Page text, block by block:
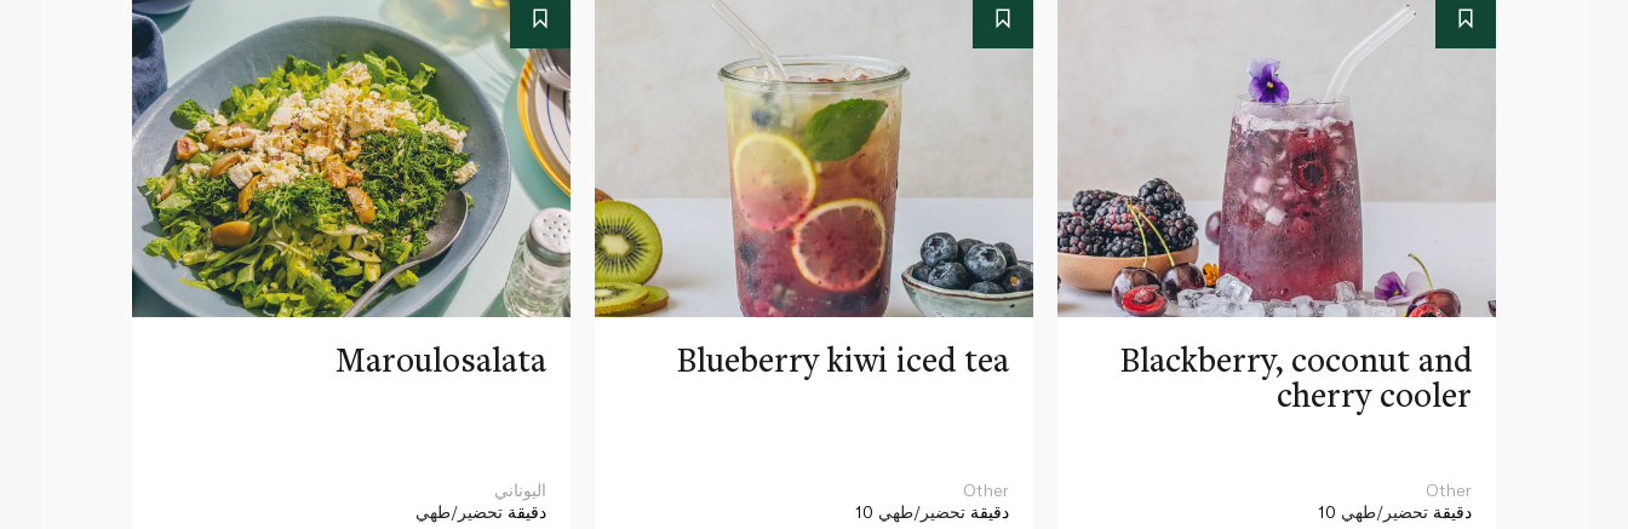
Maroulosalata
اليوناني
دقيقة تحضير/طهي
Blueberry kiwi iced tea
Other
10 دقيقة تحضير/طهي
Blackberry, coconut and
cherry cooler
Other
10 دقيقة تحضير/طهي